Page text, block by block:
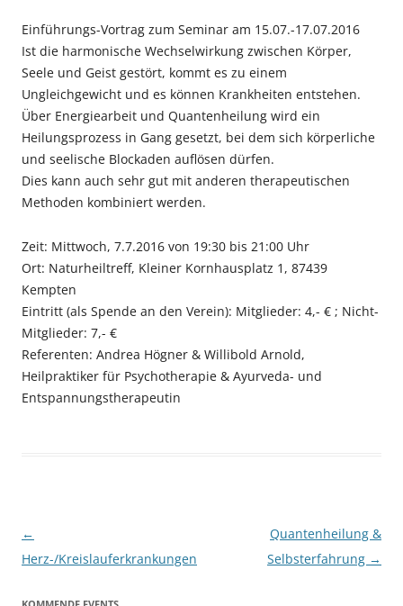
Einführungs-Vortrag zum Seminar am 15.07.-17.07.2016
Ist die harmonische Wechselwirkung zwischen Körper,
Seele und Geist gestört, kommt es zu einem
Ungleichgewicht und es können Krankheiten entstehen.
Über Energiearbeit und Quantenheilung wird ein
Heilungsprozess in Gang gesetzt, bei dem sich körperliche
und seelische Blockaden auflösen dürfen.
Dies kann auch sehr gut mit anderen therapeutischen
Methoden kombiniert werden.
Zeit: Mittwoch, 7.7.2016 von 19:30 bis 21:00 Uhr
Ort: Naturheiltreff, Kleiner Kornhausplatz 1, 87439
Kempten
Eintritt (als Spende an den Verein): Mitglieder: 4,- € ; Nicht-
Mitglieder: 7,- €
Referenten: Andrea Högner & Willibold Arnold,
Heilpraktiker für Psychotherapie & Ayurveda- und
Entspannungstherapeutin
Beitragsnavigation
←
Herz-/Kreislauferkrankungen
Quantenheilung &
Selbsterfahrung →